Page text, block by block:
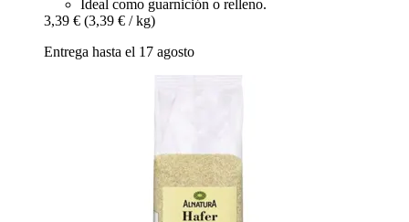
Ideal como guarnición o relleno.
3,39 € (3,39 € / kg)
Entrega hasta el 17 agosto